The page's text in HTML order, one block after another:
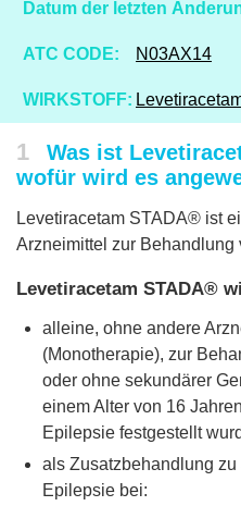
Datum der letzten
ATC CODE: N03AX14
WIRKSTOFF:
1
Was ist
wofür wird es
Levetiracetam STADA® ist
Arzneimittel zur
Levetiracetam STADA®
alleine, ohne andere
(Monotherapie), zur
oder ohne sekundärer
einem Alter von 16
Epilepsie festgestellt
als Zusatzbehandlung
Epilepsie bei: